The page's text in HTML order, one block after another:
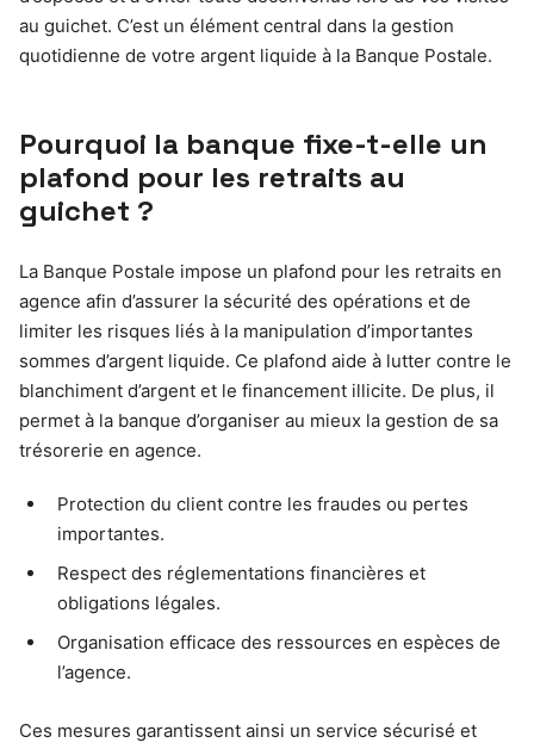
au guichet. C’est un élément central dans la gestion
quotidienne de votre argent liquide à la Banque Postale.
Pourquoi la banque fixe-t-elle un
plafond pour les retraits au
guichet ?
La Banque Postale impose un plafond pour les retraits en
agence afin d’assurer la sécurité des opérations et de
limiter les risques liés à la manipulation d’importantes
sommes d’argent liquide. Ce plafond aide à lutter contre le
blanchiment d’argent et le financement illicite. De plus, il
permet à la banque d’organiser au mieux la gestion de sa
trésorerie en agence.
Protection du client contre les fraudes ou pertes
importantes.
Respect des réglementations financières et
obligations légales.
Organisation efficace des ressources en espèces de
l’agence.
Ces mesures garantissent ainsi un service sécurisé et